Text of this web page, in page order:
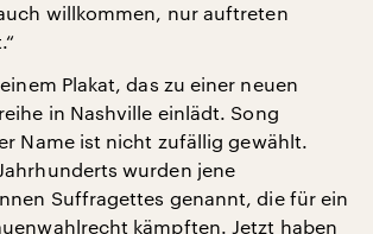
willkommen, nur auftreten
Plakat, das zu einer neuen
in Nashville einlädt. Song
Name ist nicht zufällig gewählt.
wurden jene
Suffragettes genannt, die für ein
kämpften. Jetzt haben